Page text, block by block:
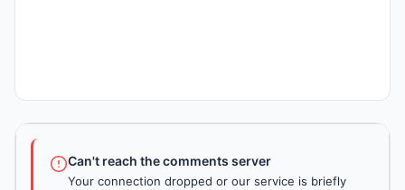
Can't reach the comments server
Your connection dropped or our service is briefly